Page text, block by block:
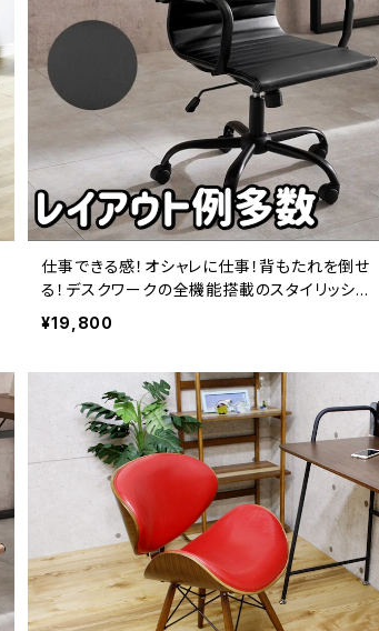
仕事できる感！オシャレに仕事！背もたれを倒せ
る！デスクワークの全機能搭載のスタイリッシュ
チェア（ブラック）
¥19,800